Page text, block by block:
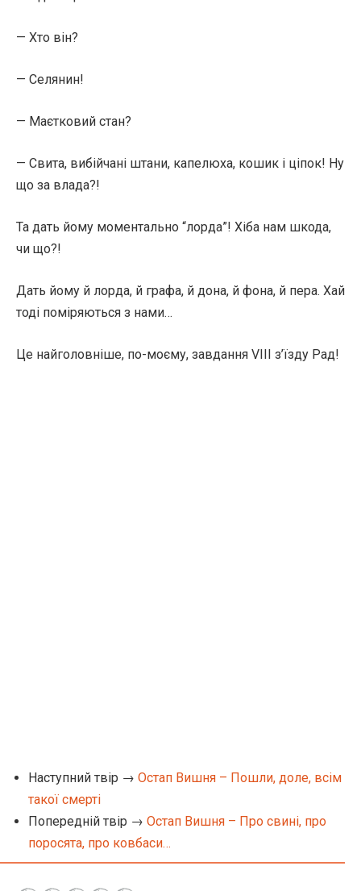
— Хто він?
— Селянин!
— Маєтковий стан?
— Свита, вибійчані штани, капелюха, кошик і ціпок! Ну
що за влада?!
Та дать йому моментально “лорда”! Хіба нам шкода,
чи що?!
Дать йому й лорда, й графа, й дона, й фона, й пера. Хай
тоді поміряються з нами…
Це найголовніше, по-моєму, завдання VIII з’їзду Рад!
Наступний твір → Остап Вишня – Пошли, доле, всім
такої смерті
Попередній твір → Остап Вишня – Про свині, про
поросята, про ковбаси…